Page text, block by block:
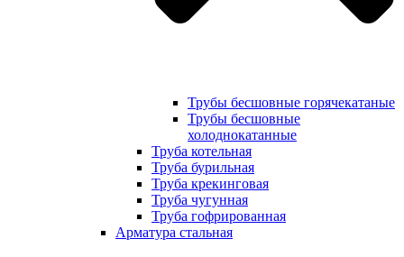
Трубы бесшовные горячекатаные
Трубы бесшовные
холоднокатанные
Труба котельная
Труба бурильная
Труба крекинговая
Труба чугунная
Труба гофрированная
Арматура стальная